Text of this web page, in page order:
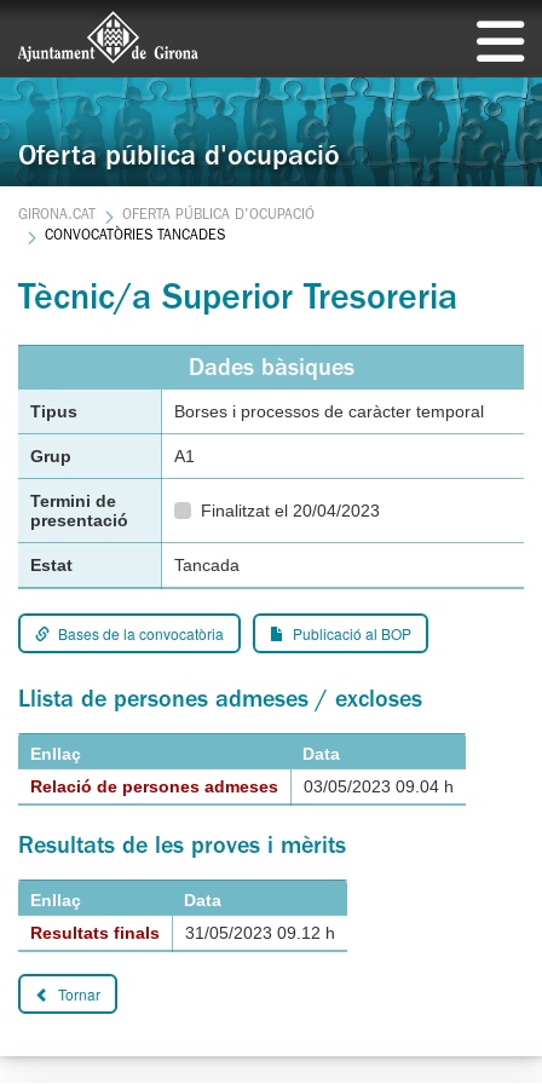
Oferta pública d'ocupació
GIRONA.CAT
OFERTA PÚBLICA D'OCUPACIÓ
CONVOCATÒRIES TANCADES
Tècnic/a Superior Tresoreria
Dades bàsiques
Tipus Borses i processos de caràcter temporal
Grup A1
Termini de
presentació
Finalitzat el 20/04/2023
Estat Tancada
Bases de la convocatòria Publicació al BOP
Llista de persones admeses / excloses
Enllaç
Data
Relació de persones admeses
03/05/2023 09.04 h
Resultats de les proves i mèrits
Enllaç
Data
Resultats finals
31/05/2023 09.12 h
Tornar